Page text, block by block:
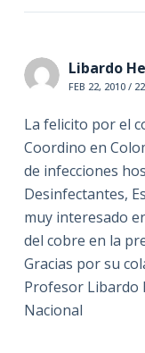
Libardo
FEB 22, 2010 /
La felicito por el
Coordino en
de infecciones
Desinfectantes,
muy interesado
del cobre en la
Gracias por su
Profesor Libardo
Nacional